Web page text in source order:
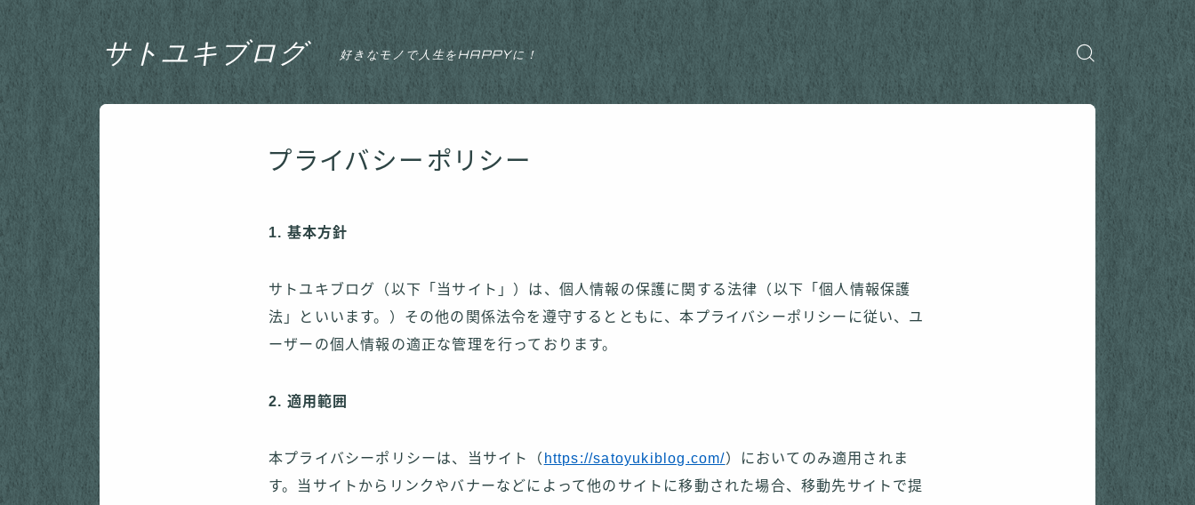
サトユキブログ 好きなモノで人生をHAPPYに！
プライバシーポリシー
1. 基本方針
サトユキブログ（以下「当サイト」）は、個人情報の保護に関する法律（以下「個人情報保護
法」といいます。）その他の関係法令を遵守するとともに、本プライバシーポリシーに従い、ユ
ーザーの個人情報の適正な管理を行っております。
2. 適用範囲
本プライバシーポリシーは、当サイト（ https://satoyukiblog.com/）においてのみ適用されま
す。当サイトからリンクやバナーなどによって他のサイトに移動された場合、移動先サイトで提